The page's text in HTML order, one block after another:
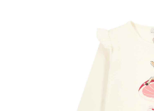
График работы с 9:00 до 21:00